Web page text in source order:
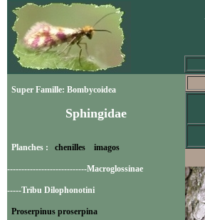
Super Famille: Bombycoidea
Sphingidae
Planches : chenilles imagos
----------------------------Macroglossinae
-----Tribu Dilophonotini
Proserpinus proserpina